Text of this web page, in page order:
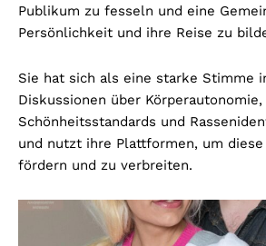
Publikum zu fesseln und eine
Persönlichkeit und ihre Reise zu
Sie hat sich als eine starke Stimme
Diskussionen über Körperautonomie,
Schönheitsstandards und
und nutzt ihre Plattformen, um
fördern und zu verbreiten.